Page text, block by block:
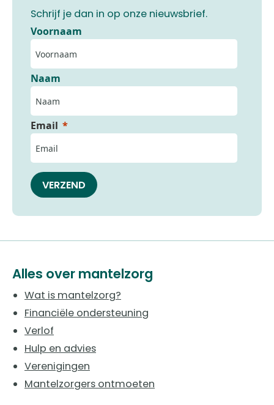
Schrijf je dan in op onze nieuwsbrief.
Voornaam
Naam
Email
VERZEND
Alles over mantelzorg
Wat is mantelzorg?
Financiële ondersteuning
Verlof
Hulp en advies
Verenigingen
Mantelzorgers ontmoeten